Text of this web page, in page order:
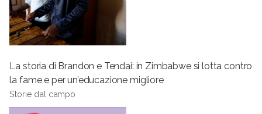
La storia di Brandon e Tendai: in Zimbabwe si lotta contro
la fame e per un’educazione migliore
Storie dal campo